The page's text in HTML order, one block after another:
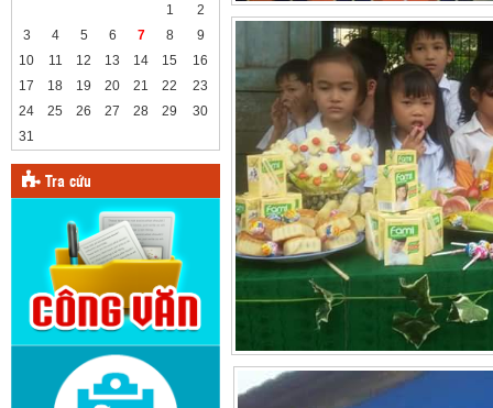
1
2
3
4 5 6 7 8
9
10
11 12 13 14 15
16
17
18 19 20 21 22
23
24
25 26 27 28 29
30
31
Tra cứu